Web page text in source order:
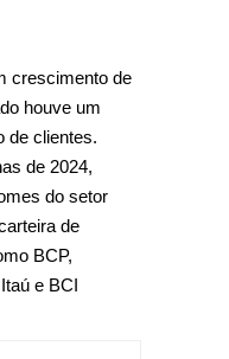
crescimento de
houve um
de clientes.
de 2024,
do setor
de
BCP,
e BCI